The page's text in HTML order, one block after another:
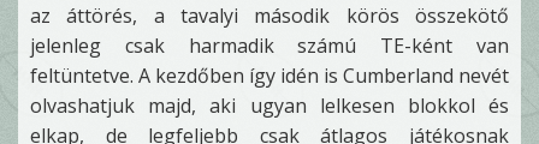
az áttörés, a tavalyi második körös összekötő
jelenleg csak harmadik számú TE-ként van
feltüntetve. A kezdőben így idén is Cumberland nevét
olvashatjuk majd, aki ugyan lelkesen blokkol és
elkap, de legfeljebb csak átlagos játékosnak